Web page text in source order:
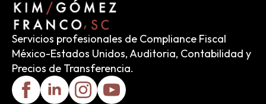
Servicios profesionales de Compliance Fiscal
México-Estados Unidos, Auditoria, Contabilidad y
Precios de Transferencia.